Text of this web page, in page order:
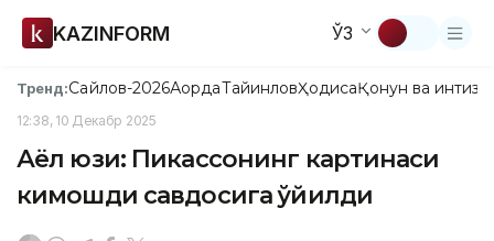
KAZINFORM ЎЗ
Тренд:Сайлов-2026АқордаТайинловҲодисаҚонун ва
12:38, 10 Декабр 2025
Аёл юзи: Пикассонинг картинаси
кимошди савдосига қўйилди